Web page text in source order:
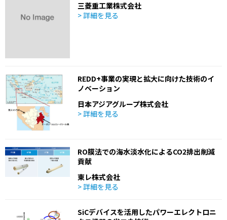
三菱重工業株式会社
> 詳細を見る
REDD+事業の実現と拡大に向けた技術のイ
ノベーション
日本アジアグループ株式会社
> 詳細を見る
RO膜法での海水淡水化によるCO2排出削減
貢献
東レ株式会社
> 詳細を見る
SiCデバイスを活用したパワーエレクトロニ